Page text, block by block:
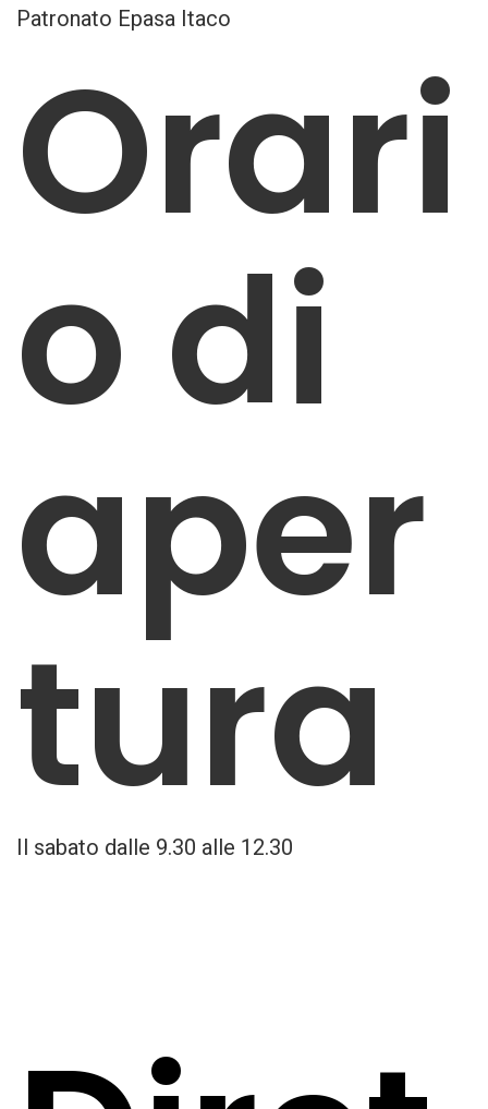
Patronato Epasa Itaco
Orari
o di
aper
tura
Il sabato dalle 9.30 alle 12.30